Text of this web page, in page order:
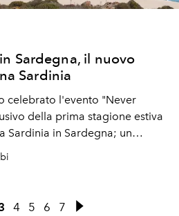
Sardegna, il nuovo
Sardinia
celebrato l'evento "Never
della prima stagione estiva
Sardinia in Sardegna; un
scoperta del resort e del
4 5 6 7